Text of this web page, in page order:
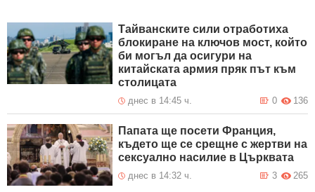
Тайванските сили отработиха
блокиране на ключов мост, който
би могъл да осигури на
китайската армия пряк път към
столицата
днес в 14:45 ч. 136
0
Папата ще посети Франция,
където ще се срещне с жертви на
сексуално насилие в Църквата
днес в 14:32 ч. 265
3